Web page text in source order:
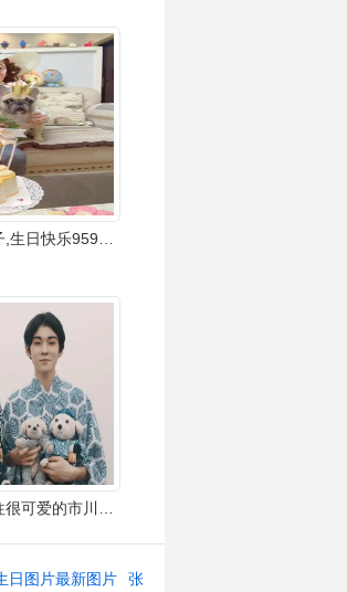
法国斗牛犬 团团子,生日快乐959595
镜头不多,一如既往很可爱的市川团子and市川染五郎
日图片最新图片 张